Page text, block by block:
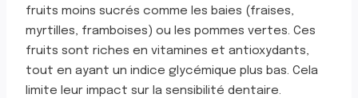
fruits moins sucrés comme les baies (fraises,
myrtilles, framboises) ou les pommes vertes. Ces
fruits sont riches en vitamines et antioxydants,
tout en ayant un indice glycémique plus bas. Cela
limite leur impact sur la sensibilité dentaire.